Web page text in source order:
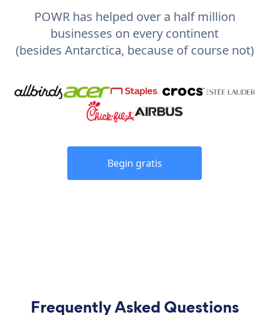
POWR has helped over a half million
businesses on every continent
(besides Antarctica, because of course not)
Begin gratis
Frequently Asked Questions